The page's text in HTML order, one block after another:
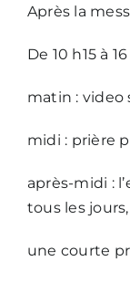
Après la
De 10 h15 à
matin : video
midi : prière
après-midi :
tous les
une courte